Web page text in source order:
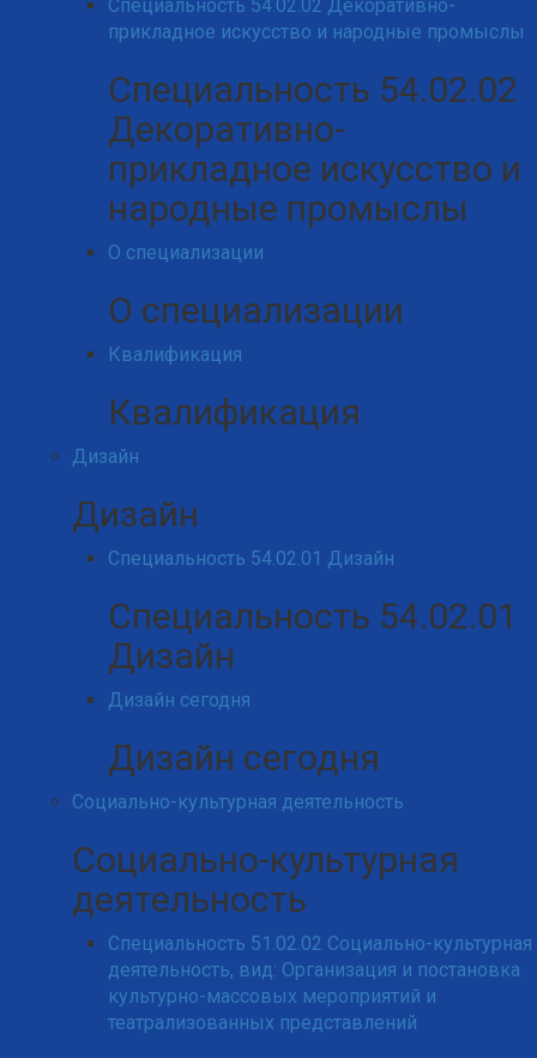
Специальность 54.02.02 Декоративно-
прикладное искусство и народные промыслы
Специальность 54.02.02
Декоративно-
прикладное искусство и
народные промыслы
О специализации
О специализации
Квалификация
Квалификация
Дизайн
Дизайн
Специальность 54.02.01 Дизайн
Специальность 54.02.01
Дизайн
Дизайн сегодня
Дизайн сегодня
Социально-культурная деятельность
Социально-культурная
деятельность
Специальность 51.02.02 Социально-культурная
деятельность, вид: Организация и постановка
культурно-массовых мероприятий и
театрализованных представлений